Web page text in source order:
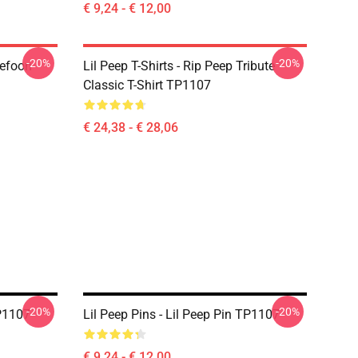
€ 9,24 - € 12,00
-20%
Lil Peep T-Shirts - Rip Peep Tribute
Classic T-Shirt TP1107
€ 24,38 - € 28,06
-20%
-20% Lil Peep Pins - Lil Peep Pin TP1107-20%